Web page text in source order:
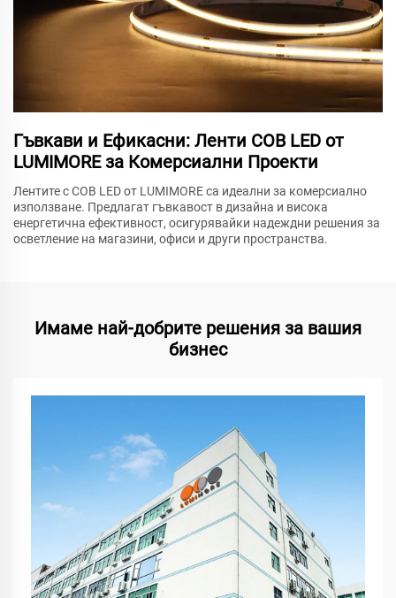
Гъвкави и Ефикасни: Ленти COB LED от
LUMIMORE за Комерсиални Проекти
Лентите с COB LED от LUMIMORE са идеални за комерсиално
използване. Предлагат гъвкавост в дизайна и висока
енергетична ефективност, осигурявайки надеждни решения за
осветление на магазини, офиси и други пространства.
Имаме най-добрите решения за вашия
бизнес